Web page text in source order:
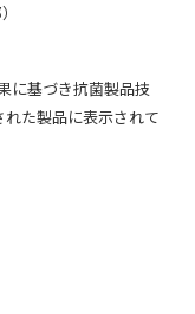
に基づき抗菌製品技
た製品に表示されて